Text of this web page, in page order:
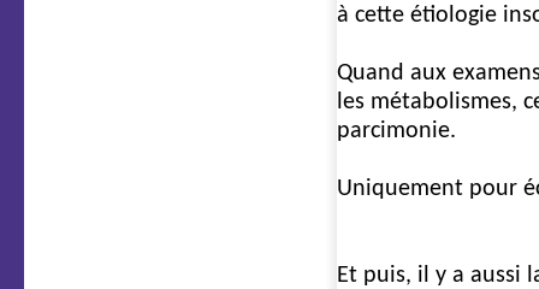
à cette étiologie
Quand aux
les métabolismes,
parcimonie.
Uniquement pour
Et puis, il y a aussi